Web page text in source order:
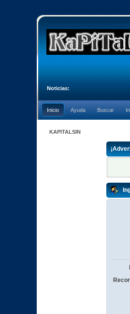
Noticias:
Inicio Ayuda Buscar
KAPITALSIN